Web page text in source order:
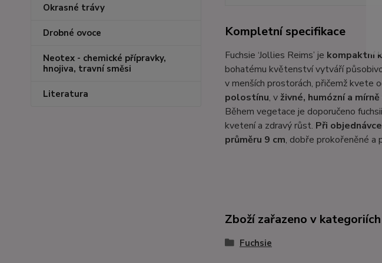
Okrasné trávy
Drobné ovoce
Neotex - chemické přípravky,
hnojiva, travní směsi
Literatura
Kompletní specifikace
Fuchsie ‘Jollies Reims’ je kompaktní
bohatému květenství vytváří
v menších prostorách, přičemž kvete
polostínu, v živné, humózní a
Během vegetace je doporučeno fuchsii
kvetení a zdravý růst. Při
průměru 9 cm, dobře prokořeněné a
Zboží zařazeno v kategoriích
Fuchsie